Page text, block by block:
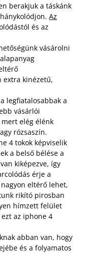
berakjuk a táskánk
Az
és az
vásárolni
extra kinézetű,
legfiatalosabbak a
vásárlói
elég élénk
rózsaszín.
4 tokok képviselik
a belső bélése a
kiképezve, így
érje a
eltérő lehet,
rikító pirosban
hímzett felület
az iphone 4
abban van, hogy
és a folyamatos